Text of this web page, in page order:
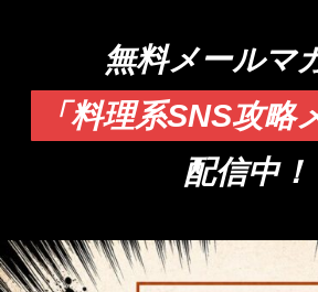
無料メールマ
「料理系SNS攻略
配信中！